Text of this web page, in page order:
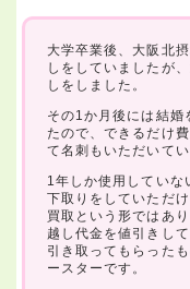
大学卒業後、大阪北
しをしていましたが
しをしました。
その1か月後には結婚
たので、できるだけ
て名刺もいただいて
1年しか使用していな
下取りをしていただ
買取という形ではあ
越し代金を値引きし
引き取ってもらった
ースターです。